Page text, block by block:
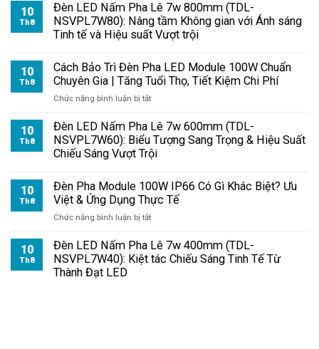
10
Th8
Đèn LED Nấm Pha Lê 7w 800mm (TDL-
NSVPL7W80): Nâng tầm Không gian với Ánh sáng
Tinh tế và Hiệu suất Vượt trội
10
Th8
Cách Bảo Trì Đèn Pha LED Module 100W Chuẩn
Chuyên Gia | Tăng Tuổi Thọ, Tiết Kiệm Chi Phí
Chức năng bình luận bị tắtở
Bảo
Trì
Đèn
Pha
Module
100W
Gia
|
Tăng
10
Th8
Đèn LED Nấm Pha Lê 7w 600mm (TDL-
NSVPL7W60): Biểu Tượng Sang Trọng & Hiệu Suất
Chiếu Sáng Vượt Trội
10
Th8
Đèn Pha Module 100W IP66 Có Gì Khác Biệt? Ưu
Việt & Ứng Dụng Thực Tế
Chức năng bình luận bị tắtở
Pha
Module
10
Th8
Đèn LED Nấm Pha Lê 7w 400mm (TDL-
NSVPL7W40): Kiệt tác Chiếu Sáng Tinh Tế Từ
Thành Đạt LED